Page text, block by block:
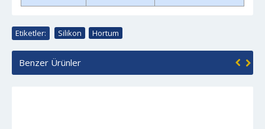
Etiketler: Silikon Hortum
Benzer Ürünler